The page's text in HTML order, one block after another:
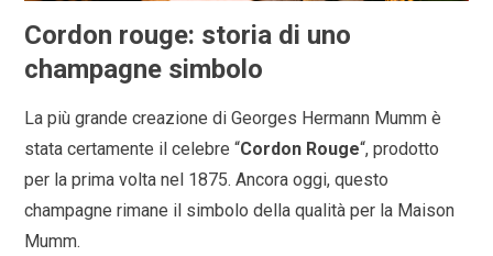
Cordon rouge: storia di uno
champagne simbolo
La più grande creazione di Georges Hermann Mumm è
stata certamente il celebre “Cordon Rouge“, prodotto
per la prima volta nel 1875. Ancora oggi, questo
champagne rimane il simbolo della qualità per la Maison
Mumm.